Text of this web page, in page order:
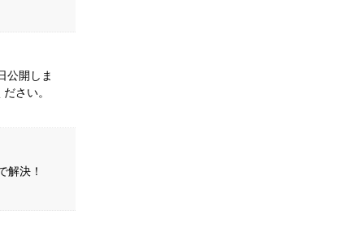
公開しま
さい。
解決！